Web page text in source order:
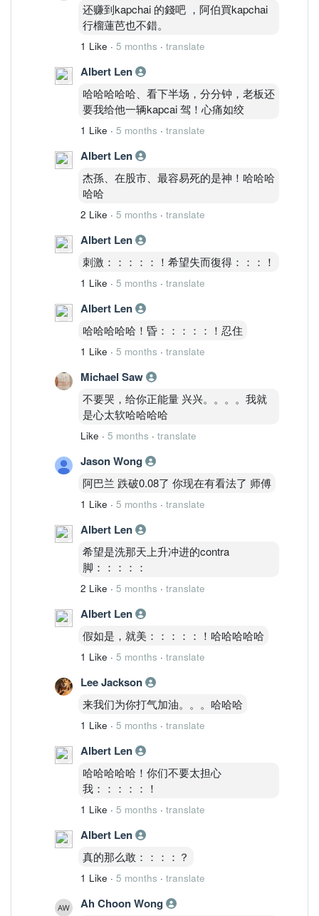
还赚到kapchai 的錢吧 ，阿伯買kapchai
行榴蓮芭也不錯。
1 Like · 5 months · translate
Albert Len
哈哈哈哈哈、看下半场，分分钟，老板还
要我给他一辆kapcai 驾！心痛如绞
1 Like · 5 months · translate
Albert Len
杰孫、在股市、最容易死的是神！哈哈哈
哈哈
2 Like · 5 months · translate
Albert Len
刺激：：：：：！希望失而復得：：：！
1 Like · 5 months · translate
Albert Len
哈哈哈哈哈！昏：：：：：！忍住
1 Like · 5 months · translate
Michael Saw
不要哭，给你正能量 兴兴。。。。我就
是心太软哈哈哈哈
Like · 5 months · translate
Jason Wong
阿巴兰 跌破0.08了 你现在有看法了 师傅
1 Like · 5 months · translate
Albert Len
希望是洗那天上升冲进的contra
脚：：：：：
2 Like · 5 months · translate
Albert Len
假如是，就美：：：：：！哈哈哈哈哈
1 Like · 5 months · translate
Lee Jackson
来我们为你打气加油。。。哈哈哈
1 Like · 5 months · translate
Albert Len
哈哈哈哈哈！你们不要太担心
我：：：：：！
1 Like · 5 months · translate
Albert Len
真的那么敢：：：：？
1 Like · 5 months · translate
Ah Choon Wong